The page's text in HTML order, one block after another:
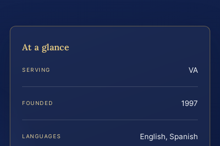
At a glance
SERVING VA
FOUNDED 1997
LANGUAGES English, Spanish